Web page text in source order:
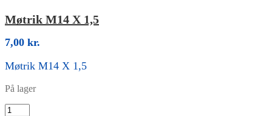
Møtrik M14 X 1,5
7,00 kr.
Møtrik M14 X 1,5
På lager
Møtrik